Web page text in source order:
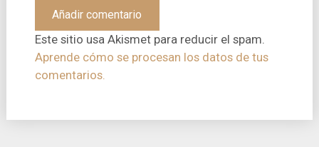
Este sitio usa Akismet para reducir el spam.
Aprende cómo se procesan los datos de tus
comentarios.